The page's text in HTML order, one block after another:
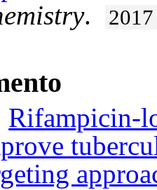
. 2017
Rifampicin-